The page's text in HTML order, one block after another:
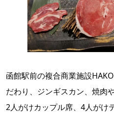
函館駅前の複合商業施設
だわり、ジンギスカン、焼肉
2人がけカップル席、4人がけ